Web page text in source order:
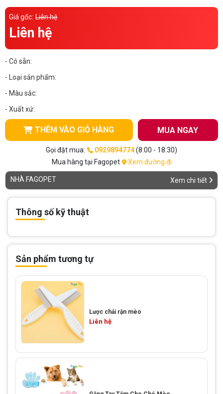
Thông tin về chó
CHÍNH SÁCH
Chính sách mua hàng
Chính sách bảo hành
Chính sách đổi trả
TỔNG ĐÀI TƯ VẤN
Giá gốc: Liên hệ
Liên hệ
- Có sẵn:
- Loại sản phẩm:
- Màu sắc:
- Xuất xứ:
THÊM VÀO GIỎ HÀNG MUA NGAY
Gọi đặt mua: 0929894774(8:00 - 18:30)
Mua hàng tại Fagopet
Xem đường đi
NHÀ FAGOPET Xem chi tiết
Thông số kỹ thuật
Sản phẩm tương tự
Lược chải rận mèo
Liên hệ